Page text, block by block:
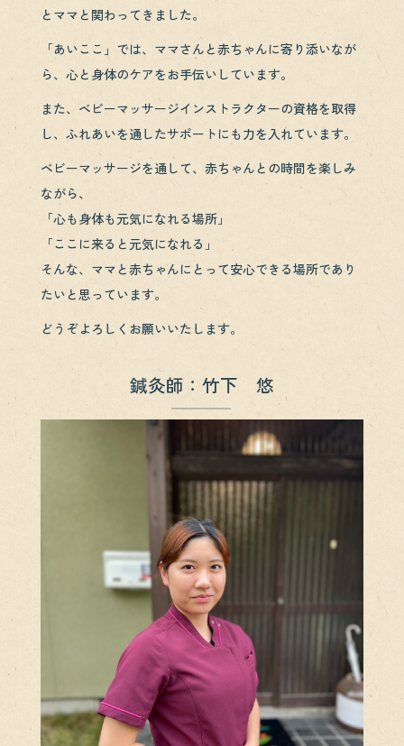
とママと関わってきました。
「あいここ」では、ママさんと赤ちゃんに寄り添いなが
ら、心と身体のケアをお手伝いしています。
また、ベビーマッサージインストラクターの資格を取得
し、ふれあいを通したサポートにも力を入れています。
ベビーマッサージを通して、赤ちゃんとの時間を楽しみ
ながら、
「心も身体も元気になれる場所」
「ここに来ると元気になれる」
そんな、ママと赤ちゃんにとって安心できる場所であり
たいと思っています。
どうぞよろしくお願いいたします。
鍼灸師：竹下 悠